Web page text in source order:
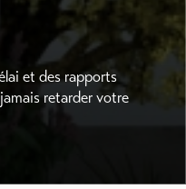
et des rapports
retarder votre